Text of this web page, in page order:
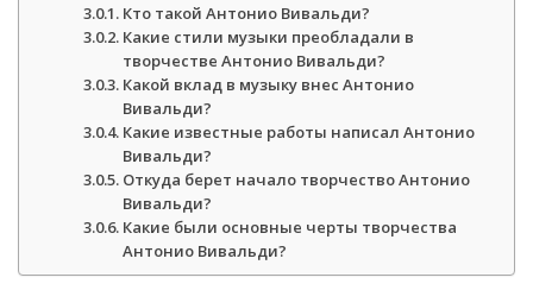
Кто такой Антонио Вивальди?
Какие стили музыки преобладали в
творчестве Антонио Вивальди?
Какой вклад в музыку внес Антонио
Вивальди?
Какие известные работы написал Антонио
Вивальди?
Откуда берет начало творчество Антонио
Вивальди?
Какие были основные черты творчества
Антонио Вивальди?